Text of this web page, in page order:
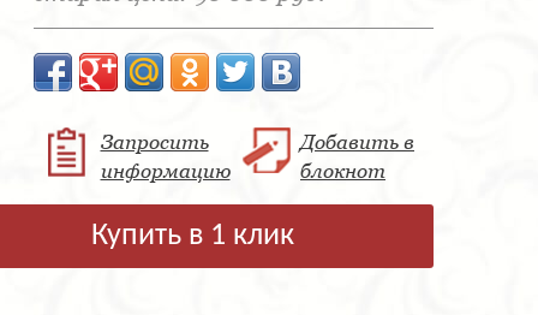
Запросить
информацию
Добавить в
блокнот
Купить в 1 клик